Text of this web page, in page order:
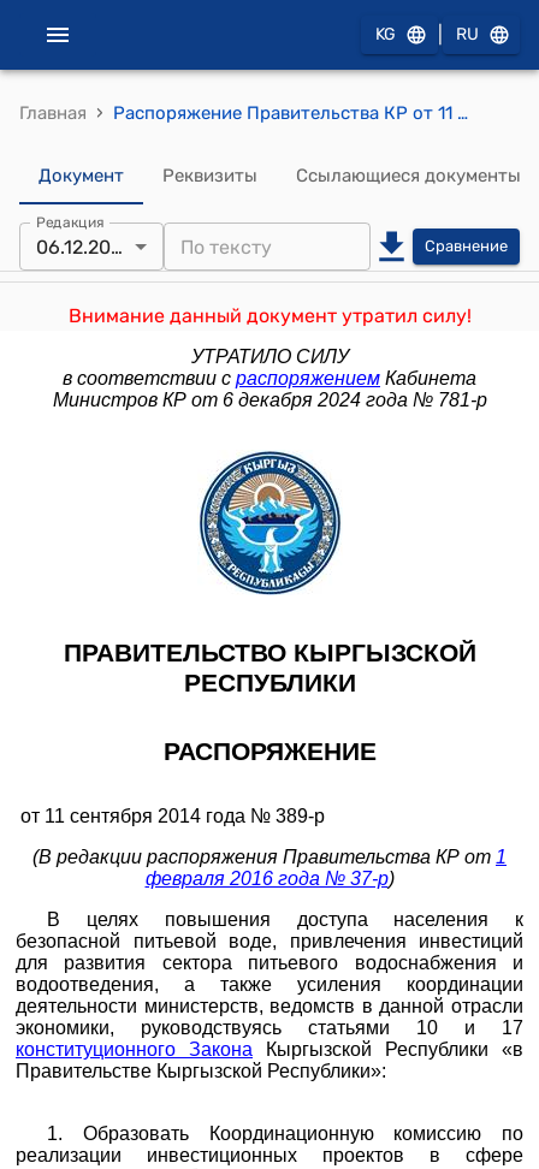
KG RU
Главная › Распоряжение Правительства КР от 11 сентября 2014 года № 389-р (О образовании Координационной комиссии)
Документ Реквизиты Ссылающиеся документы
Редакция
06.12.2024 Сравнение
Внимание данный документ утратил силу!